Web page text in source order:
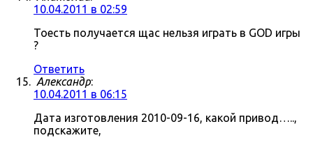
10.04.2011 в 02:59
Тоесть получается щас нельзя играть в GOD игры
?
Ответить
Александр:
10.04.2011 в 06:15
Дата изготовления 2010-09-16, какой привод…..,
подскажите,